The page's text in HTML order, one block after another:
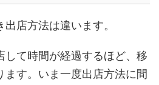
店方法は違います。
して時間が経過するほど、移
ます。いま一度出店方法に間